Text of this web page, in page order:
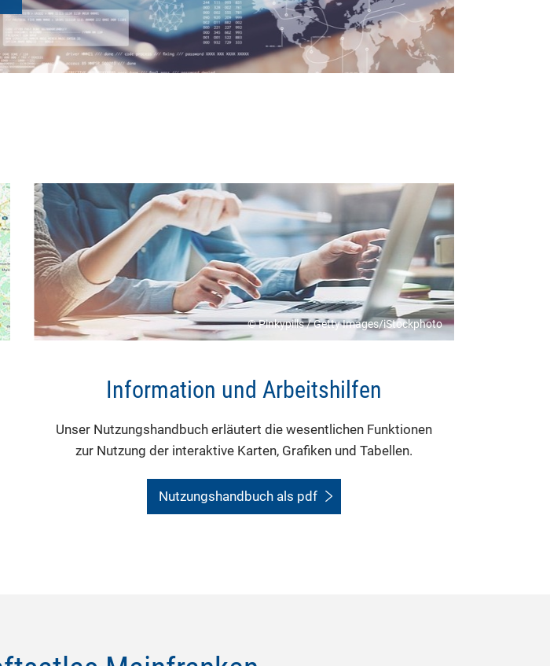
© Pinkypills / Getty Images/iStockphoto
Information und Arbeitshilfen
Unser Nutzungshandbuch erläutert die wesentlichen Funktionen
zur Nutzung der interaktive Karten, Grafiken und Tabellen.
Nutzungshandbuch als pdf